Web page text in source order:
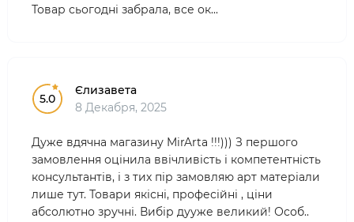
Товар сьогодні забрала, все ок...
5.0
Єлизавета
8 Декабря, 2025
Дуже вдячна магазину MirArta !!!))) З першого
замовлення оцінила ввічливість і компетентність
консультантів, і з тих пір замовляю арт матеріали
лише тут. Товари якісні, професійні , ціни
абсолютно зручні. Вибір дууже великий! Особ..